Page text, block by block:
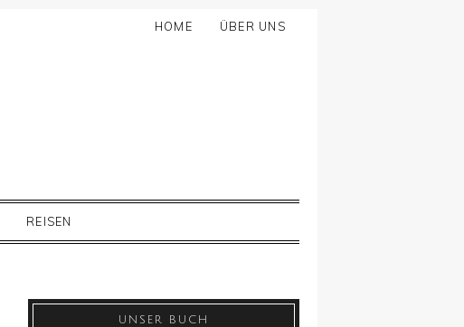
HOME ÜBER UNS
REISEN
UNSER BUCH